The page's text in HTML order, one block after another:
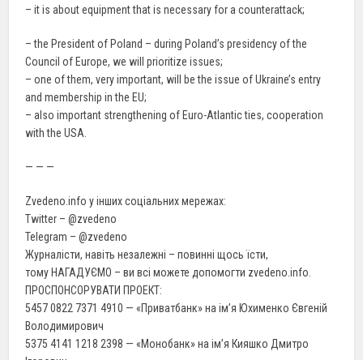
– it is about equipment that is necessary for a counterattack;
– the President of Poland – during Poland’s presidency of the
Council of Europe, we will prioritize issues;
– one of them, very important, will be the issue of Ukraine’s entry
and membership in the EU;
– also important strengthening of Euro-Atlantic ties, cooperation
with the USA.
— — —
Zvedeno.info у інших соціальних мережах:
Twitter – @zvedeno
Telegram – @zvedeno
Журналісти, навіть незалежні – повинні щось їсти,
тому НАГАДУЄМО – ви всі можете допомогти zvedeno.info.
ПРОСПОНСОРУВАТИ ПРОЕКТ:
5457 0822 7371 4910 — «Приватбанк» на ім’я Юхименко Євгеній
Володимирович
5375 4141 1218 2398 — «Монобанк» на ім’я Кияшко Дмитро